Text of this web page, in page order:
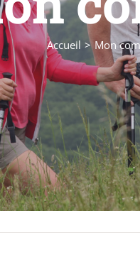
Accueil Mon